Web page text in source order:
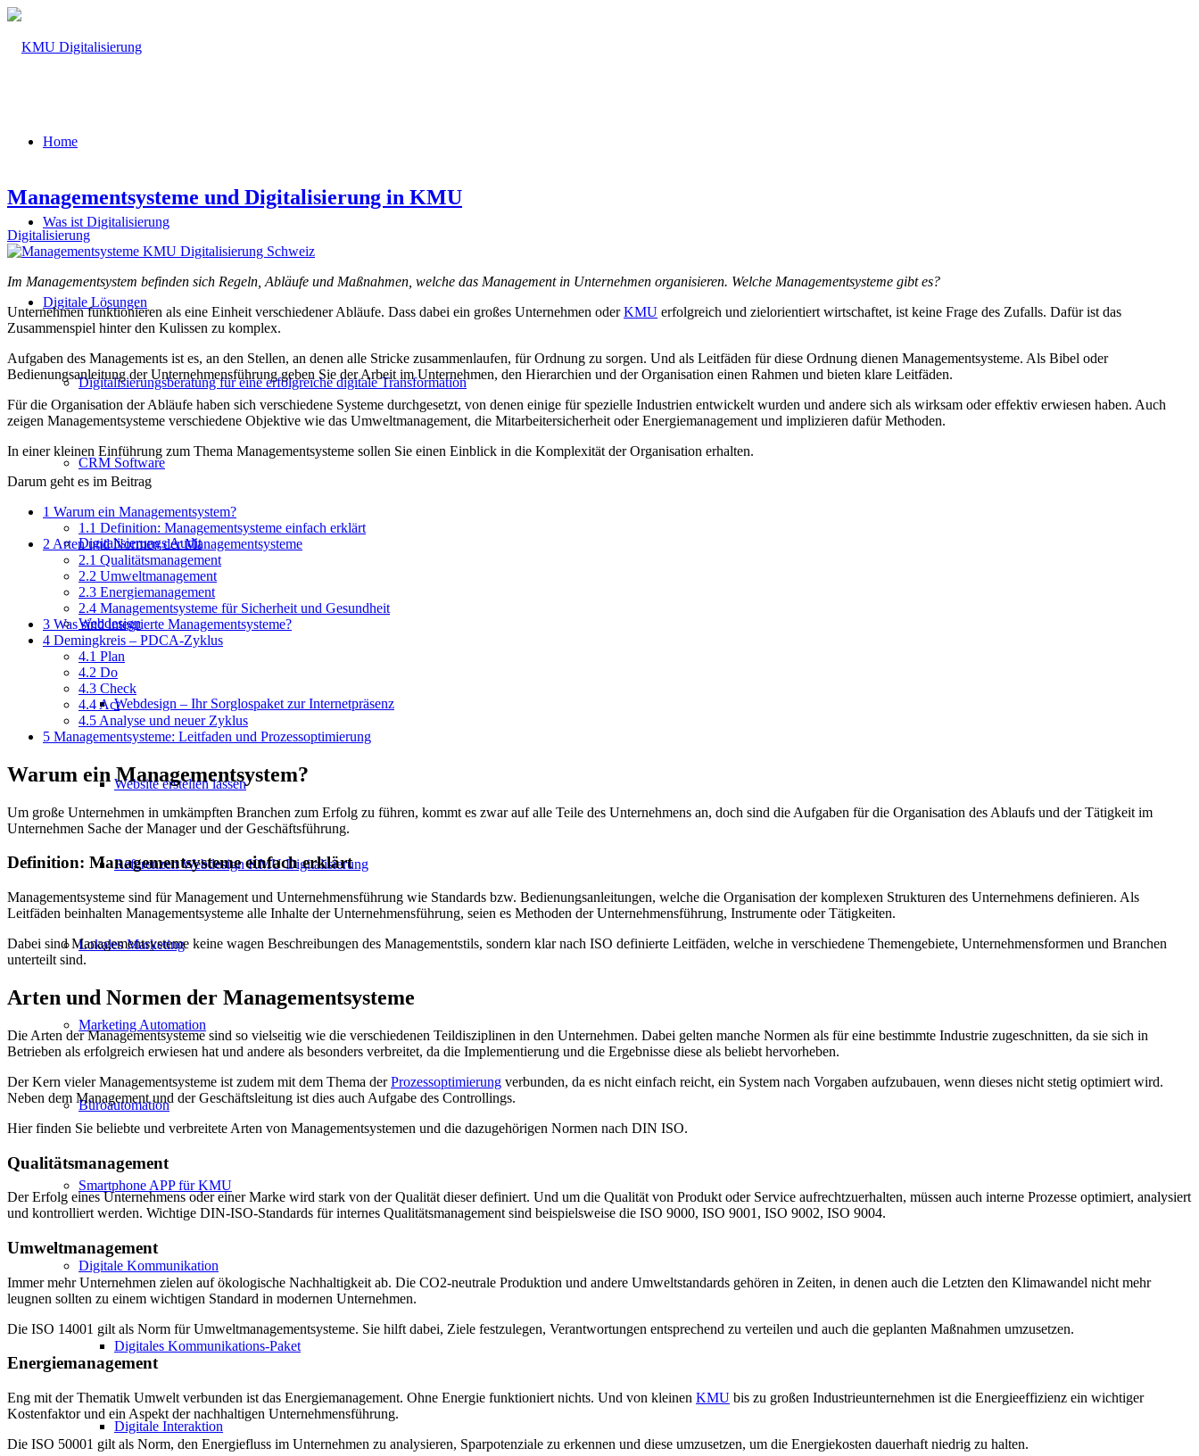
Home
Was ist Digitalisierung
Digitale Lösungen
Digitalisierungsberatung für eine erfolgreiche digitale Transformation
CRM Software
Digitalisierungs Audit
Webdesign
Webdesign – Ihr Sorglospaket zur Internetpräsenz
Website erstellen lassen
Referenzen Webdesign KMU Digitalisierung
Lokales Marketing
Marketing Automation
Büroautomation
Smartphone APP für KMU
Digitale Kommunikation
Digitales Kommunikations-Paket
Digitale Interaktion
Managementsysteme und Digitalisierung in KMU
Digitalisierung
Im Managementsystem befinden sich Regeln, Abläufe und Maßnahmen, welche das Management in Unternehmen organisieren. Welche Managementsysteme gibt es?
Unternehmen funktionieren als eine Einheit verschiedener Abläufe. Dass dabei ein großes Unternehmen oderKMU erfolgreich und zielorientiert wirtschaftet, ist keine Frage des Zufalls. Dafür ist das
Zusammenspiel hinter den Kulissen zu komplex.
Aufgaben des Managements ist es, an den Stellen, an denen alle Stricke zusammenlaufen, für Ordnung zu sorgen. Und als Leitfäden für diese Ordnung dienen Managementsysteme. Als Bibel oder
Bedienungsanleitung der Unternehmensführung geben Sie der Arbeit im Unternehmen, den Hierarchien und der Organisation einen Rahmen und bieten klare Leitfäden.
Für die Organisation der Abläufe haben sich verschiedene Systeme durchgesetzt, von denen einige für spezielle Industrien entwickelt wurden und andere sich als wirksam oder effektiv erwiesen haben. Auch
zeigen Managementsysteme verschiedene Objektive wie das Umweltmanagement, die Mitarbeitersicherheit oder Energiemanagement und implizieren dafür Methoden.
In einer kleinen Einführung zum Thema Managementsysteme sollen Sie einen Einblick in die Komplexität der Organisation erhalten.
Darum geht es im Beitrag
1 Warum ein Managementsystem?
1.1 Definition: Managementsysteme einfach erklärt
2 Arten und Normen der Managementsysteme
2.1 Qualitätsmanagement
2.2 Umweltmanagement
2.3 Energiemanagement
2.4 Managementsysteme für Sicherheit und Gesundheit
3 Was sind integrierte Managementsysteme?
4 Demingkreis – PDCA-Zyklus
4.1 Plan
4.2 Do
4.3 Check
4.4 Act
4.5 Analyse und neuer Zyklus
5 Managementsysteme: Leitfaden und Prozessoptimierung
Warum ein Managementsystem?
Um große Unternehmen in umkämpften Branchen zum Erfolg zu führen, kommt es zwar auf alle Teile des Unternehmens an, doch sind die Aufgaben für die Organisation des Ablaufs und der Tätigkeit im
Unternehmen Sache der Manager und der Geschäftsführung.
Definition: Managementsysteme einfach erklärt
Managementsysteme sind für Management und Unternehmensführung wie Standards bzw. Bedienungsanleitungen, welche die Organisation der komplexen Strukturen des Unternehmens definieren. Als
Leitfäden beinhalten Managementsysteme alle Inhalte der Unternehmensführung, seien es Methoden der Unternehmensführung, Instrumente oder Tätigkeiten.
Dabei sind Managementsysteme keine wagen Beschreibungen des Managementstils, sondern klar nach ISO definierte Leitfäden, welche in verschiedene Themengebiete, Unternehmensformen und Branchen
unterteilt sind.
Arten und Normen der Managementsysteme
Die Arten der Managementsysteme sind so vielseitig wie die verschiedenen Teildisziplinen in den Unternehmen. Dabei gelten manche Normen als für eine bestimmte Industrie zugeschnitten, da sie sich in
Betrieben als erfolgreich erwiesen hat und andere als besonders verbreitet, da die Implementierung und die Ergebnisse diese als beliebt hervorheben.
Der Kern vieler Managementsysteme ist zudem mit dem Thema derProzessoptimierung verbunden, da es nicht einfach reicht, ein System nach Vorgaben aufzubauen, wenn dieses nicht stetig optimiert wird.
Neben dem Management und der Geschäftsleitung ist dies auch Aufgabe des Controllings.
Hier finden Sie beliebte und verbreitete Arten von Managementsystemen und die dazugehörigen Normen nach DIN ISO.
Qualitätsmanagement
Der Erfolg eines Unternehmens oder einer Marke wird stark von der Qualität dieser definiert. Und um die Qualität von Produkt oder Service aufrechtzuerhalten, müssen auch interne Prozesse optimiert, analysiert
und kontrolliert werden. Wichtige DIN-ISO-Standards für internes Qualitätsmanagement sind beispielsweise die ISO 9000, ISO 9001, ISO 9002, ISO 9004.
Umweltmanagement
Immer mehr Unternehmen zielen auf ökologische Nachhaltigkeit ab. Die CO2-neutrale Produktion und andere Umweltstandards gehören in Zeiten, in denen auch die Letzten den Klimawandel nicht mehr
leugnen sollten zu einem wichtigen Standard in modernen Unternehmen.
Die ISO 14001 gilt als Norm für Umweltmanagementsysteme. Sie hilft dabei, Ziele festzulegen, Verantwortungen entsprechend zu verteilen und auch die geplanten Maßnahmen umzusetzen.
Energiemanagement
Eng mit der Thematik Umwelt verbunden ist das Energiemanagement. Ohne Energie funktioniert nichts. Und von kleinen KMU bis zu großen Industrieunternehmen ist die Energieeffizienz ein wichtiger
Kostenfaktor und ein Aspekt der nachhaltigen Unternehmensführung.
Die ISO 50001 gilt als Norm, den Energiefluss im Unternehmen zu analysieren, Sparpotenziale zu erkennen und diese umzusetzen, um die Energiekosten dauerhaft niedrig zu halten.